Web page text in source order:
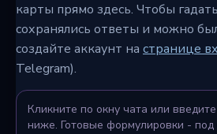
карты прямо здесь. Чтобы
сохранялись ответы и можно
создайте аккаунт на странице
Telegram).
Кликните по окну чата или
ниже. Готовые формулировки - под